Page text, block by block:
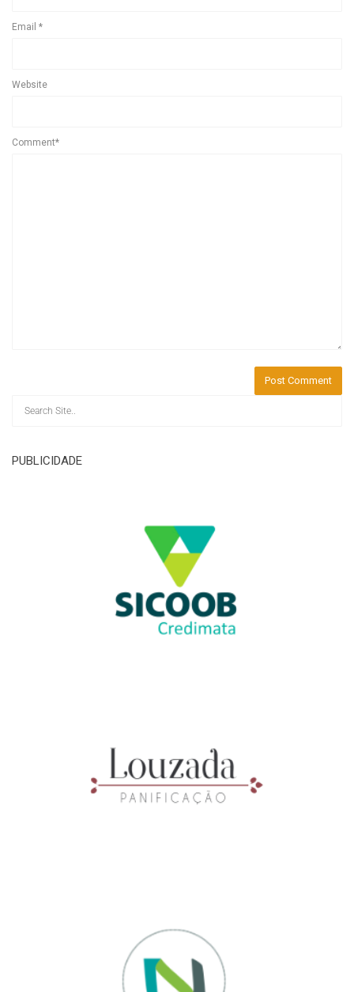
Email *
Website
Comment*
PUBLICIDADE